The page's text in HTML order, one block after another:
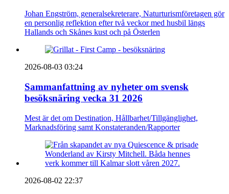
Johan Engström, generalsekreterare, Naturturismföretagen gör
en personlig reflektion efter två veckor med husbil längs
Hallands och Skånes kust och på Österlen
2026-08-03 03:24
Sammanfattning av nyheter om svensk
besöksnäring vecka 31 2026
Mest är det om Destination, Hållbarhet/Tillgänglighet,
Marknadsföring samt Konstateranden/Rapporter
2026-08-02 22:37